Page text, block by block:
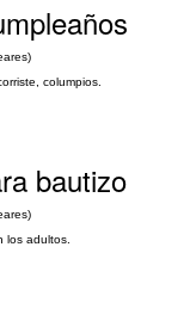
columpios.
bautizo
los adultos.